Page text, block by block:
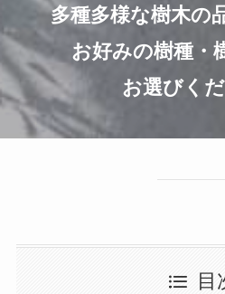
多種多様な樹木の
お好みの樹種・
お選びく
目